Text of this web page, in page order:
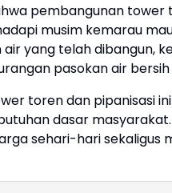
pembangunan
musim kemarau
yang telah dibangun,
pasokan air
toren dan pipanisasi
dasar
sehari-hari sekaligus